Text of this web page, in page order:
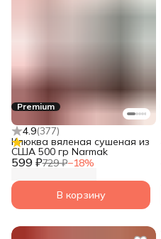
Premium
4.9(377)
599 ₽729 ₽−18%
Клюква вяленая сушеная из
США 500 гр Narmak
В корзину